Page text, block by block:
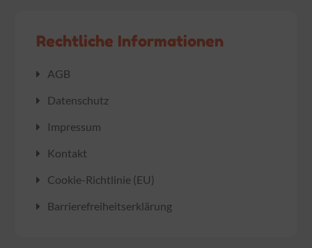
Rechtliche Informationen
AGB
Datenschutz
Impressum
Kontakt
Cookie-Richtlinie (EU)
Barrierefreiheitserklärung